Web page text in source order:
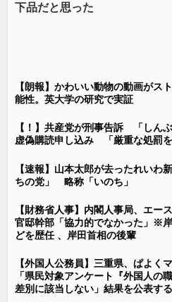
下品だと思った
【朗報】かわいい動物の動画がス
能性。英大学の研究で実証
【！】共産党が刑事告訴 「しん
虚偽購読申し込み 「厳重な処罰を
【速報】山本太郎が去ったれいわ
ちの党」 略称「いのち」
【財務省人事】内閣人事局、エ
官邸幹部「協力的でなかった」※
どを歴任 、岸田首相の後輩
【外国人公務員】三重県、ぱよく
「県民対象アンケート『外国人の
差別に該当しない」結果を公表す